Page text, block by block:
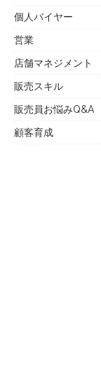
個人バイヤー
営業
店舗マネジメント
販売スキル
販売員お悩みQ&A
顧客育成